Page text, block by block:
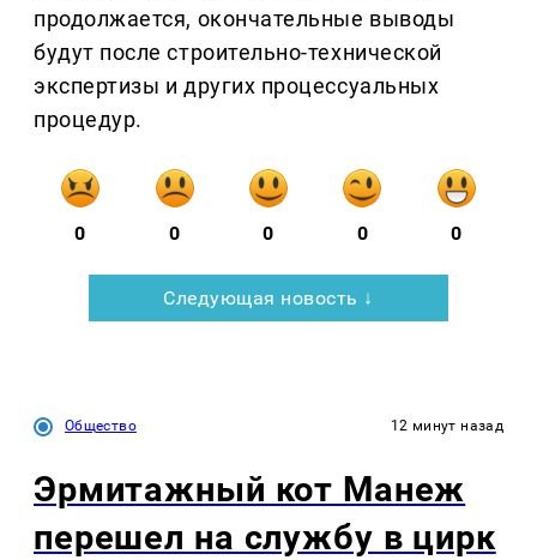
продолжается, окончательные выводы
будут после строительно-технической
экспертизы и других процессуальных
процедур.
0 0 0 0 0
Следующая новость ↓
Общество 12 минут назад
Эрмитажный кот Манеж
перешел на службу в цирк